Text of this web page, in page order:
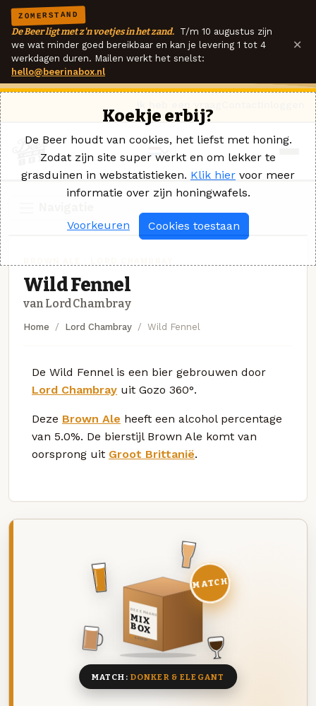
ZOMERSTAND
De Beer ligt met z'n voetjes in het zand. T/m 10 augustus zijn
we wat minder goed bereikbaar en kan je levering 1 tot 4
werkdagen duren. Mailen werkt het snelst:
hello@beerinabox.nl
×
Wild Fennel
van Lord Chambray
Home Lord Chambray Wild Fennel
De Wild Fennel is een bier gebrouwen door
Lord Chambray uit Gozo 360°.
Deze Brown Ale heeft een alcohol percentage
van 5.0%. De bierstijl Brown Ale komt van
oorsprong uit Groot Brittanië.
DEZE MAAND
MIX
BOX
8 BIEREN
MATCH
MATCH: DONKER & ELEGANT
Koekje erbij?
De Beer houdt van cookies, het liefst met honing.
Zodat zijn site super werkt en om lekker te
grasduinen in webstatistieken. Klik hier voor meer
informatie over zijn honingwafels.
Voorkeuren Cookies toestaan